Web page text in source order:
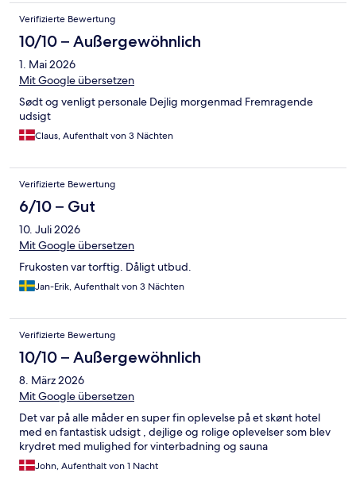
Verifizierte Bewertung
10/10 – Außergewöhnlich
1. Mai 2026
Mit Google übersetzen
Sødt og venligt personale Dejlig morgenmad Fremragende
udsigt
Claus, Aufenthalt von 3 Nächten
Verifizierte Bewertung
6/10 – Gut
10. Juli 2026
Mit Google übersetzen
Frukosten var torftig. Dåligt utbud.
Jan-Erik, Aufenthalt von 3 Nächten
Verifizierte Bewertung
10/10 – Außergewöhnlich
8. März 2026
Mit Google übersetzen
Det var på alle måder en super fin oplevelse på et skønt hotel
med en fantastisk udsigt , dejlige og rolige oplevelser som blev
krydret med mulighed for vinterbadning og sauna
John, Aufenthalt von 1 Nacht